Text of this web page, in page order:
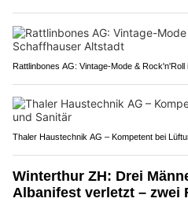
Rattlinbones AG: Vintage-Mode &
Thaler Haustechnik AG – Kompetent bei
Winterthur ZH: Drei
Albanifest verletzt – zwei